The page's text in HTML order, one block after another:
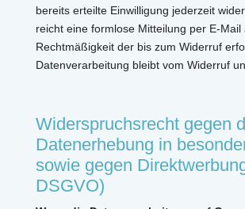
bereits erteilte Einwilligung jederzeit
reicht eine formlose Mitteilung per E-Mail
Rechtmäßigkeit der bis zum Widerruf
Datenverarbeitung bleibt vom Widerruf
Widerspruchsrecht gegen
Datenerhebung in
sowie gegen
DSGVO)